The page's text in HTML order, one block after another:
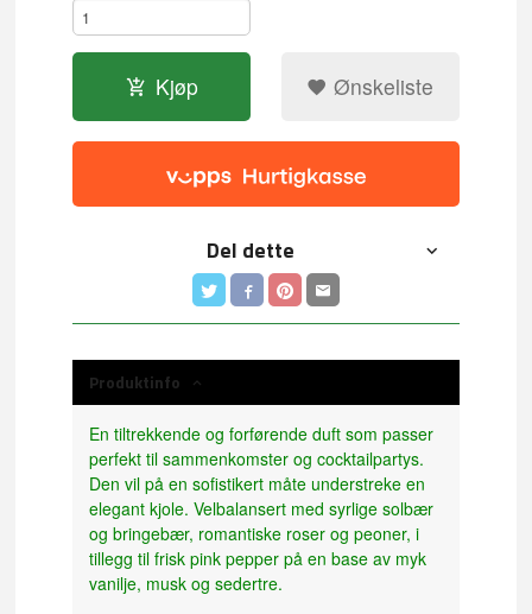
Kjøp Ønskeliste
Del dette
Produktinfo
En tiltrekkende og forførende duft som passer
perfekt til sammenkomster og cocktailpartys.
Den vil på en sofistikert måte understreke en
elegant kjole. Velbalansert med syrlige solbær
og bringebær, romantiske roser og peoner, i
tillegg til frisk pink pepper på en base av myk
vanilje, musk og sedertre.